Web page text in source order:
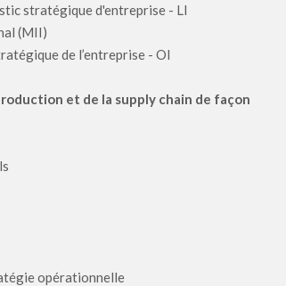
stratégique d'entreprise - LI
(MII)
de l’entreprise - OI
et de la supply chain de façon
opérationnelle